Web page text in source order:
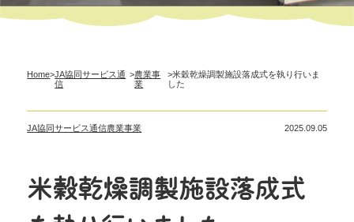
Home>JA協同サービス通
信
>農業事
業
>米穀乾燥調製施設落成式を執り行いま
した
JA協同サービス通信農業事業 2025.09.05
米穀乾燥調製施設落成式